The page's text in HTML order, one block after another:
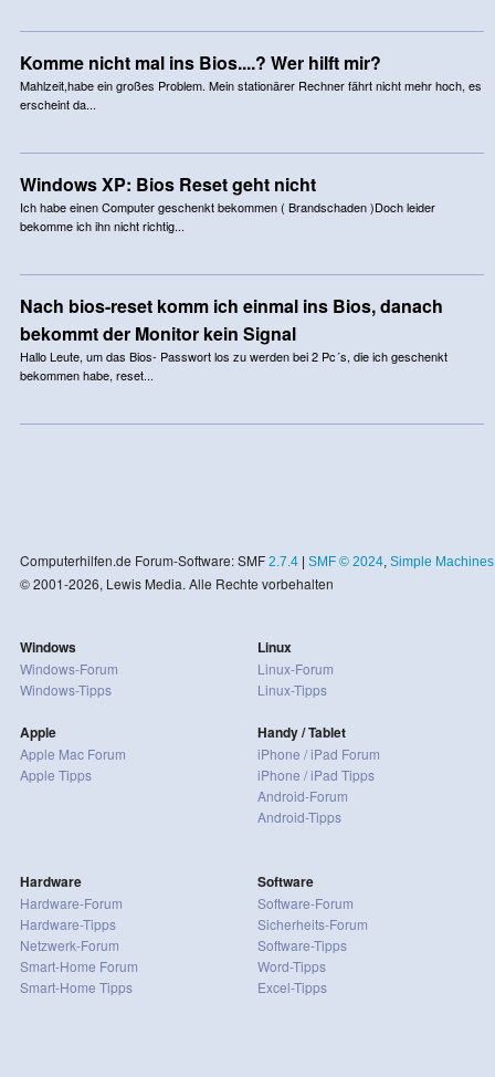
Komme nicht mal ins Bios....? Wer hilft mir?
Mahlzeit,habe ein großes Problem. Mein stationärer Rechner fährt nicht mehr hoch, es
erscheint da...
Windows XP: Bios Reset geht nicht
Ich habe einen Computer geschenkt bekommen ( Brandschaden )Doch leider
bekomme ich ihn nicht richtig...
Nach bios-reset komm ich einmal ins Bios, danach
bekommt der Monitor kein Signal
Hallo Leute, um das Bios- Passwort los zu werden bei 2 Pc´s, die ich geschenkt
bekommen habe, reset...
Computerhilfen.de Forum-Software: SMF 2.7.4| SMF © 2024, Simple Machines
© 2001-2026, Lewis Media. Alle Rechte vorbehalten
Windows
Windows-Forum
Windows-Tipps
Apple
Apple Mac Forum
Apple Tipps
Linux
Linux-Forum
Linux-Tipps
Handy / Tablet
iPhone / iPad Forum
iPhone / iPad Tipps
Android-Forum
Android-Tipps
Hardware
Hardware-Forum
Hardware-Tipps
Netzwerk-Forum
Smart-Home Forum
Smart-Home Tipps
Software
Software-Forum
Sicherheits-Forum
Software-Tipps
Word-Tipps
Excel-Tipps